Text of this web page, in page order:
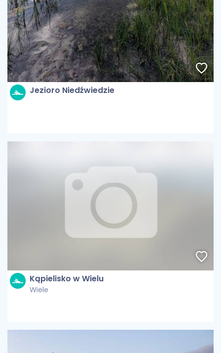
Jezioro Niedźwiedzie
Kąpielisko w Wielu
Wiele